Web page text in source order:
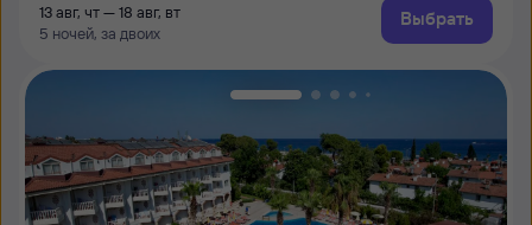
13 авг, чт — 18 авг, вт
5 ночей, за двоих
Выбрать